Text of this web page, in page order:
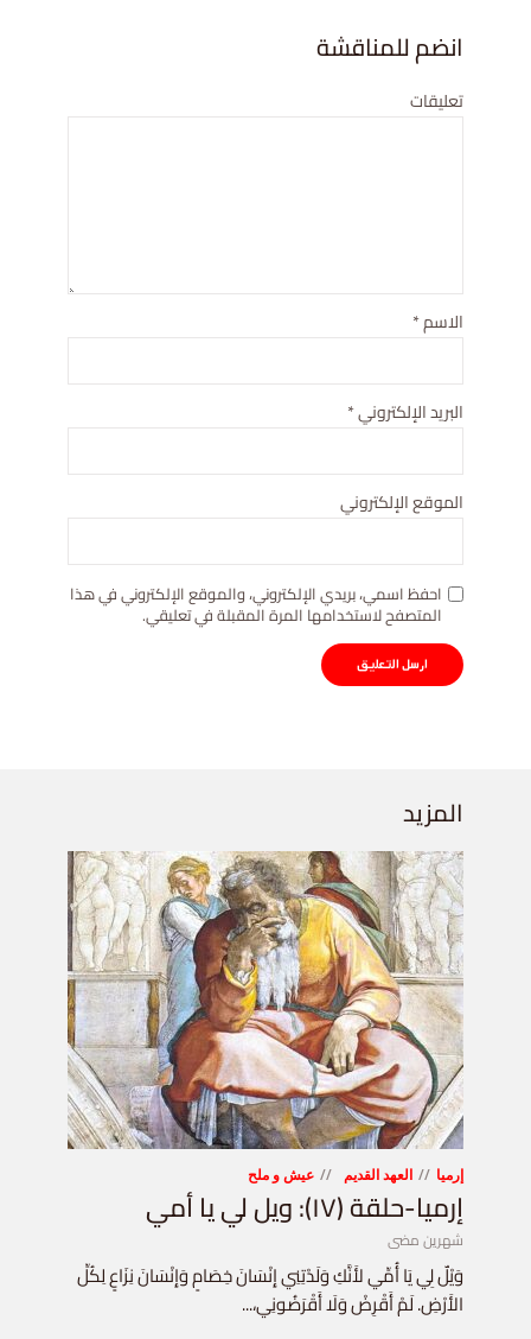
انضم للمناقشة
تعليقات
الاسم*
البريد الإلكتروني*
الموقع الإلكتروني
احفظ اسمي، بريدي الإلكتروني، والموقع الإلكتروني في هذا
المتصفح لاستخدامها المرة المقبلة في تعليقي.
المزيد
إرميا العهد القديم عيش و ملح
إرميا-حلقة (١٧): ويل لي يا أمي
شهرين مضى
وَيْلٌ لِي يَا أُمِّي لأَنَّكِ وَلَدْتِنِي إِنْسَانَ خِصَامٍ وَإِنْسَانَ نِزَاعٍ لِكُلِّ
الأَرْضِ. لَمْ أَقْرِضْ وَلَا أَقْرَضُونِي،...